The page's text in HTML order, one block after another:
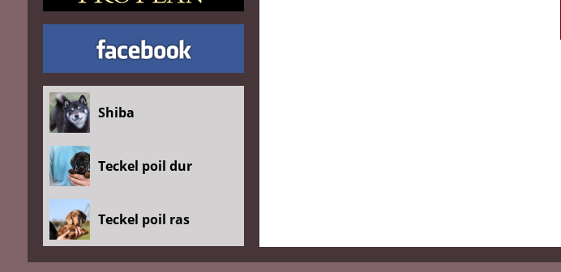
Shiba
Teckel poil dur
Teckel poil ras